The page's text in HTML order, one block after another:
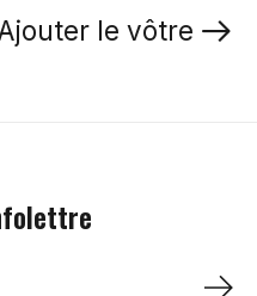
le vôtre